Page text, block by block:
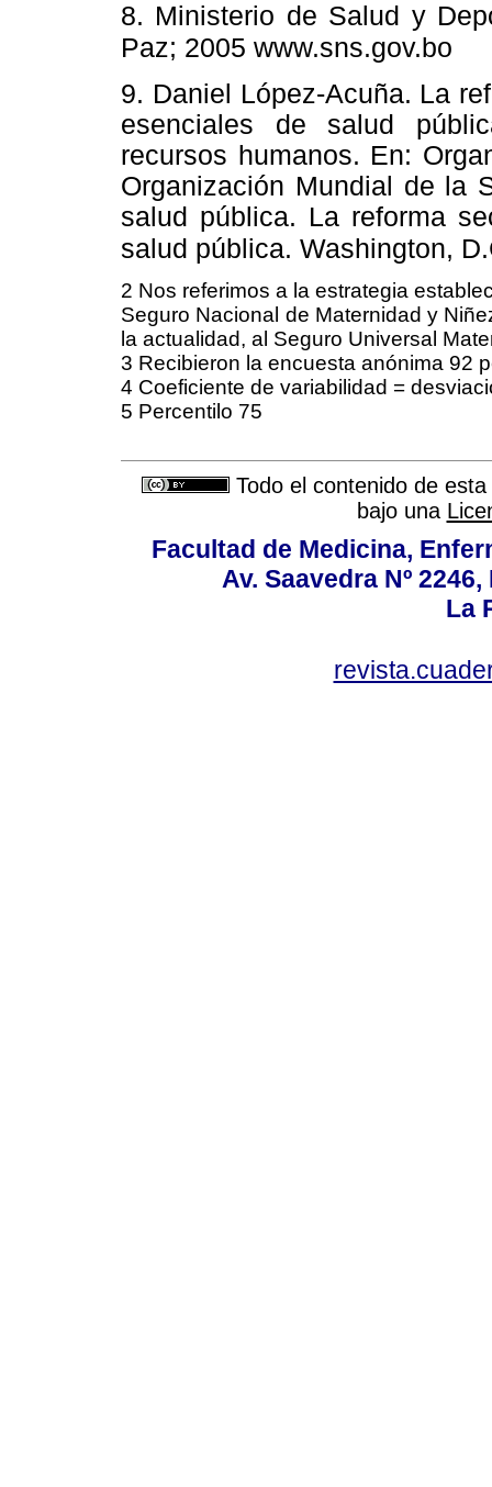
8. Ministerio de Salud y
Paz; 2005 www.sns.gov.bo
9. Daniel López-Acuña. La
esenciales de salud
recursos humanos. En:
Organización Mundial de la
salud pública. La reforma
salud pública. Washington,
2 Nos referimos a la estrategia
Seguro Nacional de Maternidad y
la actualidad, al Seguro Universal
3 Recibieron la encuesta anónima 92
4 Coeficiente de variabilidad =
5 Percentilo 75
Todo el contenido de
bajo una
Facultad de Medicina,
Av. Saavedra Nº
La